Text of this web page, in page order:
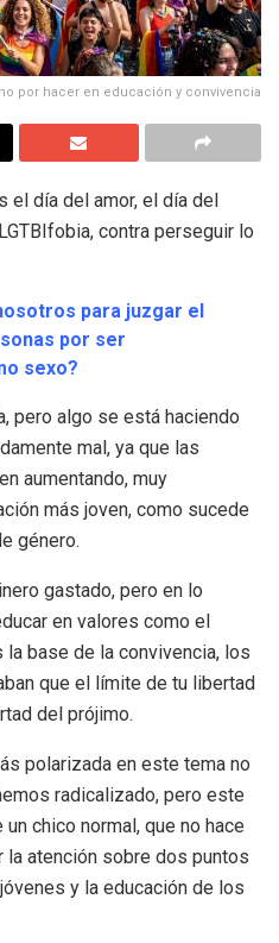
por hacer en educación y convivencia
el día del amor, el día del
contra perseguir lo
para juzgar el
por ser
sexo?
pero algo se está haciendo
mal, ya que las
aumentando, muy
más joven, como sucede
género.
gastado, pero en lo
en valores como el
base de la convivencia, los
que el límite de tu libertad
del prójimo.
polarizada en este tema no
radicalizado, pero este
chico normal, que no hace
la atención sobre dos puntos
y la educación de los